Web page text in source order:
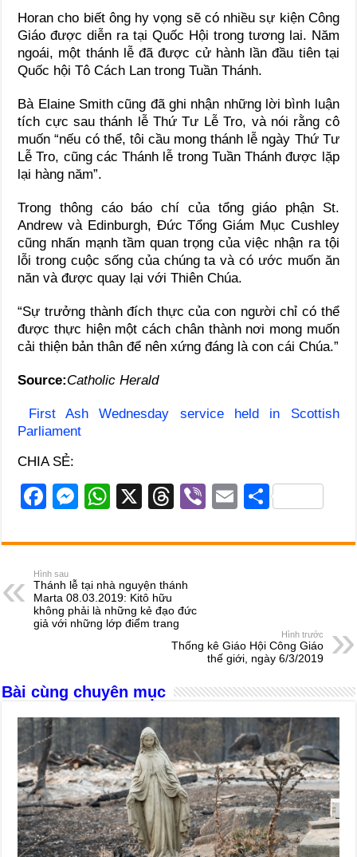
Horan cho biết ông hy vọng sẽ có nhiều sự kiện Công
Giáo được diễn ra tại Quốc Hội trong tương lai. Năm
ngoái, một thánh lễ đã được cử hành lần đầu tiên tại
Quốc hội Tô Cách Lan trong Tuần Thánh.
Bà Elaine Smith cũng đã ghi nhận những lời bình luận
tích cực sau thánh lễ Thứ Tư Lễ Tro, và nói rằng cô
muốn “nếu có thể, tôi cầu mong thánh lễ ngày Thứ Tư
Lễ Tro, cũng các Thánh lễ trong Tuần Thánh được lặp
lại hàng năm”.
Trong thông cáo báo chí của tổng giáo phận St.
Andrew và Edinburgh, Đức Tổng Giám Mục Cushley
cũng nhấn mạnh tầm quan trọng của việc nhận ra tội
lỗi trong cuộc sống của chúng ta và có ước muốn ăn
năn và được quay lại với Thiên Chúa.
“Sự trưởng thành đích thực của con người chỉ có thể
được thực hiện một cách chân thành nơi mong muốn
cải thiện bản thân để nên xứng đáng là con cái Chúa.”
Source:Catholic Herald
First Ash Wednesday service held in Scottish
Parliament
CHIA SẺ:
F
c
e
b
o
M
ss
n
g
W
at
A
p
X
T
e
d
s
Vi
er
E
ail
S
ar
Hình sau
Thánh lễ tại nhà nguyện thánh
Marta 08.03.2019: Kitô hữu
không phải là những kẻ đạo đức
giả với những lớp điểm trang
Hình trước
Thống kê Giáo Hội Công Giáo
thế giới, ngày 6/3/2019
Bài cùng chuyên mục